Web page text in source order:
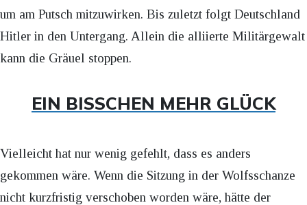
um am Putsch mitzuwirken. Bis zuletzt folgt Deutschland
Hitler in den Untergang. Allein die alliierte Militärgewalt
kann die Gräuel stoppen.
EIN BISSCHEN MEHR GLÜCK
Vielleicht hat nur wenig gefehlt, dass es anders
gekommen wäre. Wenn die Sitzung in der Wolfsschanze
nicht kurzfristig verschoben worden wäre, hätte der